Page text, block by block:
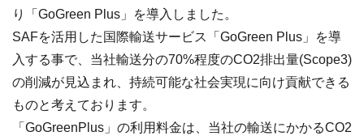
り「GoGreen Plus」を導入しました。
SAFを活用した国際輸送サービス「GoGreen Plus」を導
入する事で、当社輸送分の70%程度のCO2排出量(Scope3)
の削減が見込まれ、持続可能な社会実現に向け貢献できる
ものと考えております。
「GoGreenPlus」の利用料金は、当社の輸送にかかるCO2